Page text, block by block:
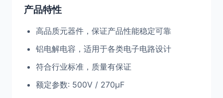
产品特性
高品质元器件，保证产品性能稳定可靠
铝电解电容，适用于各类电子电路设计
符合行业标准，质量有保证
额定参数: 500V / 270μF